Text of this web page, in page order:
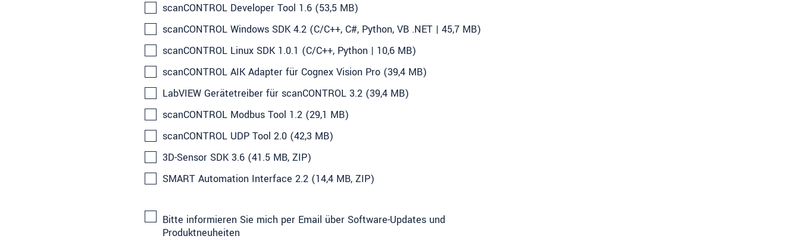
scanCONTROL Developer Tool 1.6 (53,5 MB)
scanCONTROL Windows SDK 4.2 (C/C++, C#, Python, VB .NET | 45,7 MB)
scanCONTROL Linux SDK 1.0.1 (C/C++, Python | 10,6 MB)
scanCONTROL AIK Adapter für Cognex Vision Pro (39,4 MB)
LabVIEW Gerätetreiber für scanCONTROL 3.2 (39,4 MB)
scanCONTROL Modbus Tool 1.2 (29,1 MB)
scanCONTROL UDP Tool 2.0 (42,3 MB)
3D-Sensor SDK 3.6 (41.5 MB, ZIP)
SMART Automation Interface 2.2 (14,4 MB, ZIP)
Bitte informieren Sie mich per Email über Software-Updates und
Produktneuheiten